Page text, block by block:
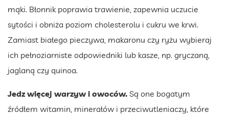
mąki. Błonnik poprawia trawienie, zapewnia uczucie
sytości i obniża poziom cholesterolu i cukru we krwi.
Zamiast białego pieczywa, makaronu czy ryżu wybieraj
ich pełnoziarniste odpowiedniki lub kasze, np. gryczaną,
jaglaną czy quinoa.
Jedz więcej warzyw i owoców. Są one bogatym
źródłem witamin, minerałów i przeciwutleniaczy, które